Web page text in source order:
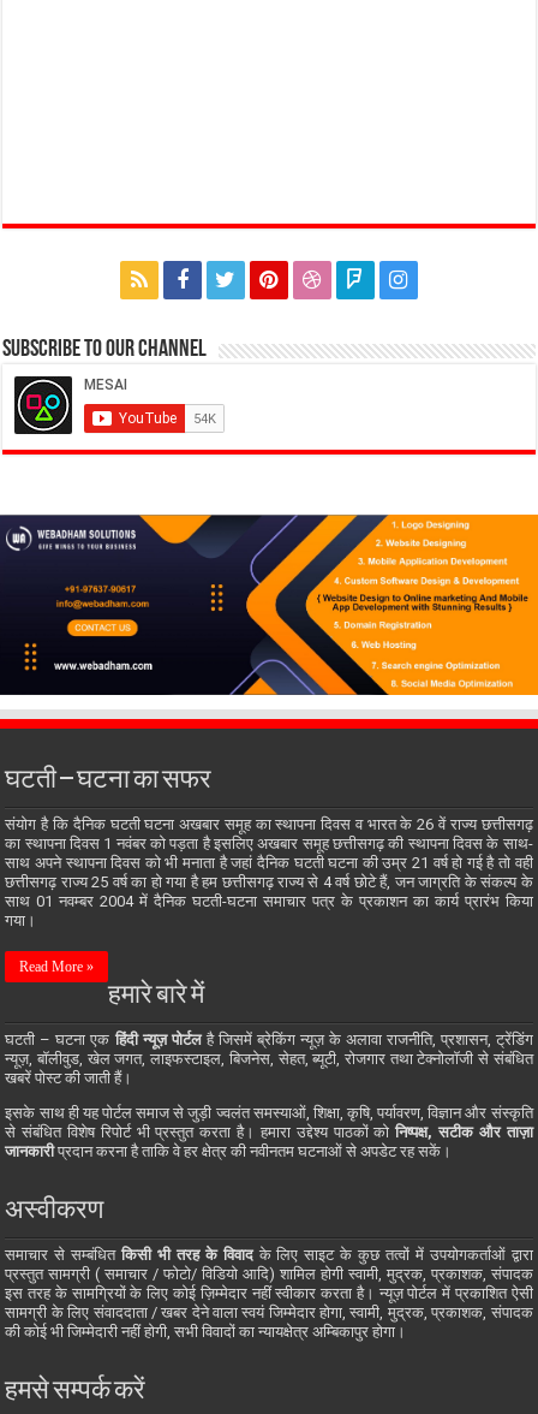
Subscribe to our Channel
घटती – घटना का सफर
संयोग है कि दैनिक घटती घटना अखबार समूह का स्थापना दिवस व भारत के 26 वें राज्य छत्तीसगढ़
का स्थापना दिवस 1 नवंबर को पड़ता है इसलिए अखबार समूह छत्तीसगढ़ की स्थापना दिवस के साथ-
साथ अपने स्थापना दिवस को भी मनाता है जहां दैनिक घटती घटना की उम्र 21 वर्ष हो गई है तो वही
छत्तीसगढ़ राज्य 25 वर्ष का हो गया है हम छत्तीसगढ़ राज्य से 4 वर्ष छोटे हैं, जन जाग्रति के संकल्प के
साथ 01 नवम्बर 2004 में दैनिक घटती-घटना समाचार पत्र के प्रकाशन का कार्य प्रारंभ किया
गया।
Read More »
हमारे बारे में
घटती – घटना एक हिंदी न्यूज़ पोर्टलहै जिसमें ब्रेकिंग न्यूज़ के अलावा राजनीति, प्रशासन, ट्रेंडिंग
न्यूज़, बॉलीवुड, खेल जगत, लाइफस्टाइल, बिजनेस, सेहत, ब्यूटी, रोजगार तथा टेक्नोलॉजी से संबंधित
खबरें पोस्ट की जाती हैं।
इसके साथ ही यह पोर्टल समाज से जुड़ी ज्वलंत समस्याओं, शिक्षा, कृषि, पर्यावरण, विज्ञान और संस्कृति
से संबंधित विशेष रिपोर्ट भी प्रस्तुत करता है। हमारा उद्देश्य पाठकों कोनिष्पक्ष, सटीक और ताज़ा
जानकारीप्रदान करना है ताकि वे हर क्षेत्र की नवीनतम घटनाओं से अपडेट रह सकें।
अस्वीकरण
समाचार से सम्बंधितकिसी भी तरह के विवादके लिए साइट के कुछ तत्वों में उपयोगकर्ताओं द्वारा
प्रस्तुत सामग्री ( समाचार / फोटो/ विडियो आदि) शामिल होगी स्वामी, मुद्रक, प्रकाशक, संपादक
इस तरह के सामग्रियों के लिए कोई ज़िम्मेदार नहीं स्वीकार करता है। न्यूज़ पोर्टल में प्रकाशित ऐसी
सामग्री के लिए संवाददाता / खबर देने वाला स्वयं जिम्मेदार होगा, स्वामी, मुद्रक, प्रकाशक, संपादक
की कोई भी जिम्मेदारी नहीं होगी, सभी विवादों का न्यायक्षेत्र अम्बिकापुर होगा।
हमसे सम्पर्क करें